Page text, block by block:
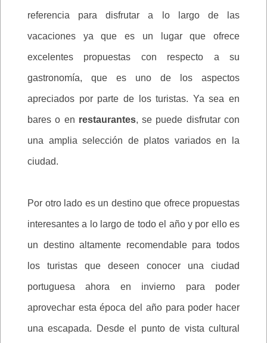
referencia para disfrutar a lo largo de las
vacaciones ya que es un lugar que ofrece
excelentes propuestas con respecto a su
gastronomía, que es uno de los aspectos
apreciados por parte de los turistas. Ya sea en
bares o en restaurantes, se puede disfrutar con
una amplia selección de platos variados en la
ciudad.
Por otro lado es un destino que ofrece propuestas
interesantes a lo largo de todo el año y por ello es
un destino altamente recomendable para todos
los turistas que deseen conocer una ciudad
portuguesa ahora en invierno para poder
aprovechar esta época del año para poder hacer
una escapada. Desde el punto de vista cultural